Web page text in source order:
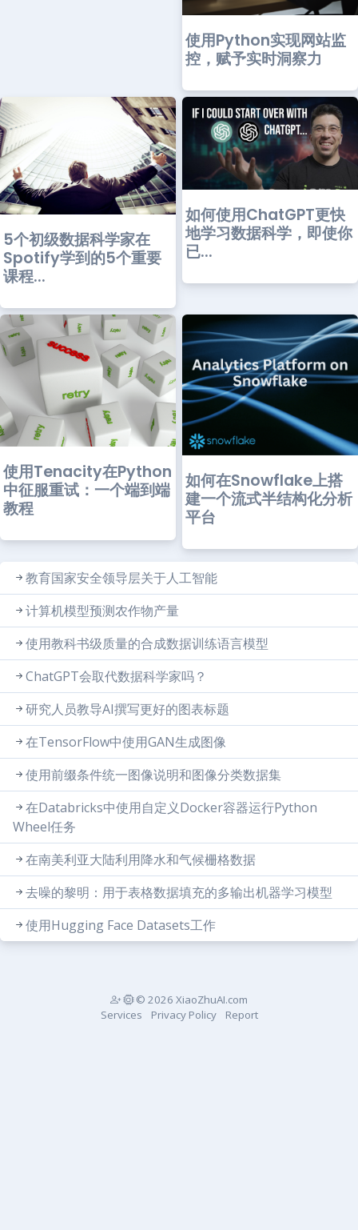
使用Python实现网站监
控，赋予实时洞察力
5个初级数据科学家在
Spotify学到的5个重要
课程...
如何使用ChatGPT更快
地学习数据科学，即使你
已...
使用Tenacity在Python
中征服重试：一个端到端
教程
如何在Snowflake上搭
建一个流式半结构化分析
平台
教育国家安全领导层关于人工智能
计算机模型预测农作物产量
使用教科书级质量的合成数据训练语言模型
ChatGPT会取代数据科学家吗？
研究人员教导AI撰写更好的图表标题
在TensorFlow中使用GAN生成图像
使用前缀条件统一图像说明和图像分类数据集
在Databricks中使用自定义Docker容器运行Python
Wheel任务
在南美利亚大陆利用降水和气候栅格数据
去噪的黎明：用于表格数据填充的多输出机器学习模型
使用Hugging Face Datasets工作
© 2026 XiaoZhuAI.com
Services
Privacy Policy Report